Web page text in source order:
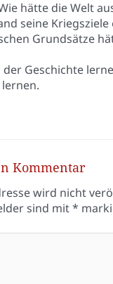
hät­te die Welt
sei­ne
Grund­sät­ze
Geschich­te
Kommentar
wird nicht
sind mit*